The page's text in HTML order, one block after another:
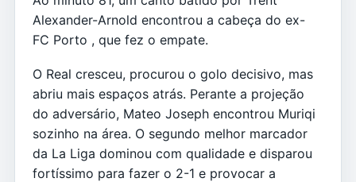
Alexander-Arnold encontrou a cabeça do ex-
FC Porto , que fez o empate.
O Real cresceu, procurou o golo decisivo, mas
abriu mais espaços atrás. Perante a projeção
do adversário, Mateo Joseph encontrou Muriqi
sozinho na área. O segundo melhor marcador
da La Liga dominou com qualidade e disparou
fortíssimo para fazer o 2-1 e provocar a